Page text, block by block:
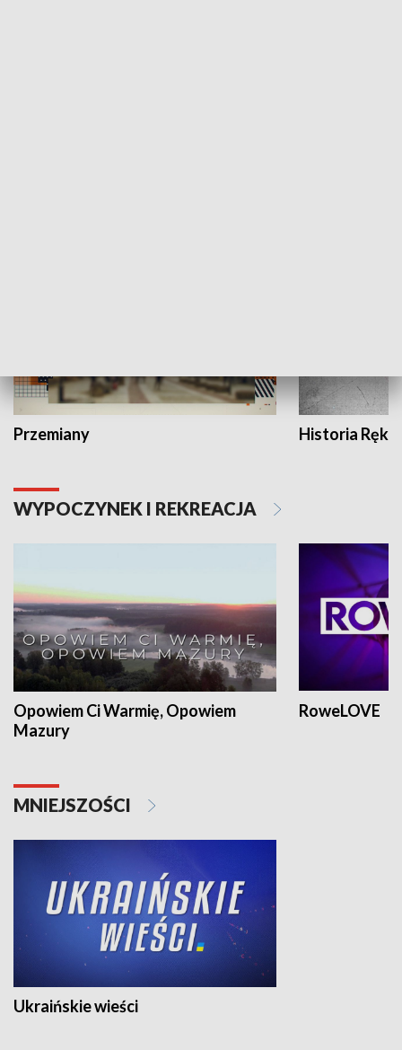
Przemiany Historia Ręką
WYPOCZYNEK I REKREACJA
Opowiem Ci Warmię, Opowiem
Mazury
RoweLOVE
MNIEJSZOŚCI
Ukraińskie wieści